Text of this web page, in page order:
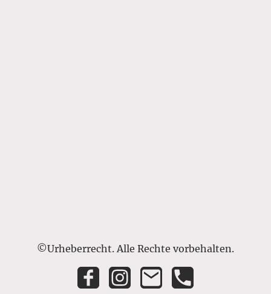
©Urheberrecht. Alle Rechte vorbehalten.